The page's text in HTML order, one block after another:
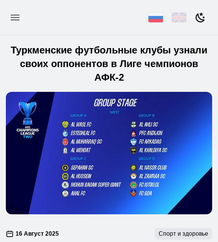
Туркменские футбольные клубы узнали
своих оппонентов в Лиге чемпионов
АФК-2
16 Август 2025 Спорт и здоровье